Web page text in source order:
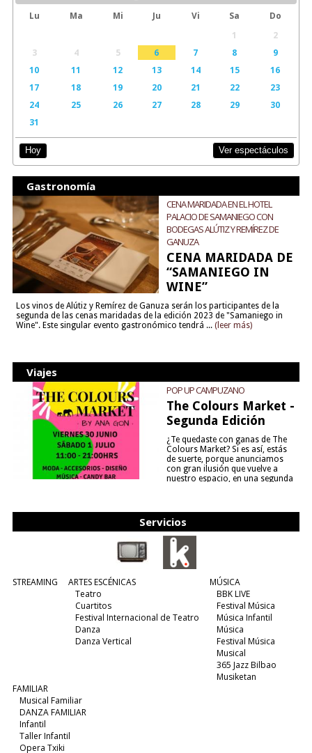
Lu Ma Mi Ju Vi Sa
Do
1
2
3
4 5 6 7 8
9
10
11 12 13 14 15
16
17
18 19 20 21 22
23
24
25 26 27 28 29
30
31
Hoy Ver espectáculos
Gastronomía
CENA MARIDADA EN EL HOTEL
PALACIO DE SAMANIEGO CON
BODEGAS ALÚTIZ Y REMÍREZ DE
GANUZA
CENA MARIDADA DE
“SAMANIEGO IN
WINE”
Los vinos de Alútiz y Remírez de Ganuza serán los participantes de la
segunda de las cenas maridadas de la edición 2023 de "Samaniego in
Wine". Este singular evento gastronómico tendrá ... (leer más)
Viajes
POP UP CAMPUZANO
The Colours Market -
Segunda Edición
¿Te quedaste con ganas de The
Colours Market? Si es así, estás
de suerte, porque anunciamos
con gran ilusión que vuelve a
nuestro espacio, en una segunda
Servicios
STREAMING
ARTES ESCÉNICAS
Teatro
Cuartitos
Festival Internacional de Teatro
Danza
Danza Vertical
MÚSICA
BBK LIVE
Festival Música
Música Infantil
Música
Festival Música
Musical
365 Jazz Bilbao
Musiketan
FAMILIAR
Musical Familiar
DANZA FAMILIAR
Infantil
Taller Infantil
Opera Txiki